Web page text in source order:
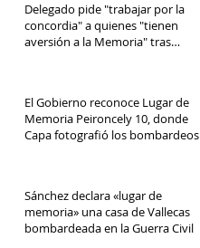
Delegado pide "trabajar por la
concordia" a quienes "tienen
aversión a la Memoria" tras
El Gobierno reconoce Lugar de
Memoria Peironcely 10, donde
Capa fotografió los bombardeos
Sánchez declara «lugar de
memoria» una casa de Vallecas
bombardeada en la Guerra Civil